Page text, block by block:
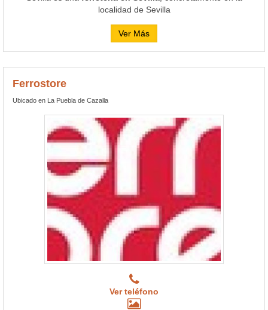
localidad de Sevilla
Ver Más
Ferrostore
Ubicado en La Puebla de Cazalla
Ver teléfono